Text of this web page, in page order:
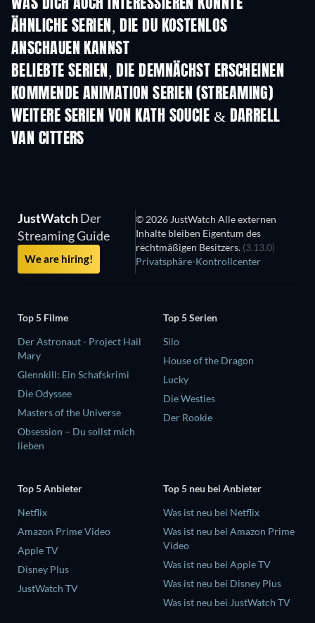
WAS DICH AUCH INTERESSIEREN KÖNNTE
Serie Serie
ÄHNLICHE SERIEN, DIE DU KOSTENLOS
ANSCHAUEN KANNST
Serie
BELIEBTE SERIEN, DIE DEMNÄCHST ERSCHEINEN
Serie Serie
KOMMENDE ANIMATION SERIEN (STREAMING)
Staffel 1 Staffel 2
WEITERE SERIEN VON KATH SOUCIE & DARRELL
VAN CITTERS
JustWatchDer
Streaming Guide
We are hiring!
© 2026 JustWatch Alle externen
Inhalte bleiben Eigentum des
rechtmäßigen Besitzers. (3.13.0)
Privatsphäre-Kontrollcenter
Top 5 Filme
Der Astronaut - Project Hail
Mary
Glennkill: Ein Schafskrimi
Die Odyssee
Masters of the Universe
Obsession – Du sollst mich
lieben
Top 5 Serien
Silo
House of the Dragon
Lucky
Die Westies
Der Rookie
Top 5 Anbieter
Netflix
Amazon Prime Video
Apple TV
Disney Plus
JustWatch TV
Top 5 neu bei Anbieter
Was ist neu bei Netflix
Was ist neu bei Amazon Prime
Video
Was ist neu bei Apple TV
Was ist neu bei Disney Plus
Was ist neu bei JustWatch TV